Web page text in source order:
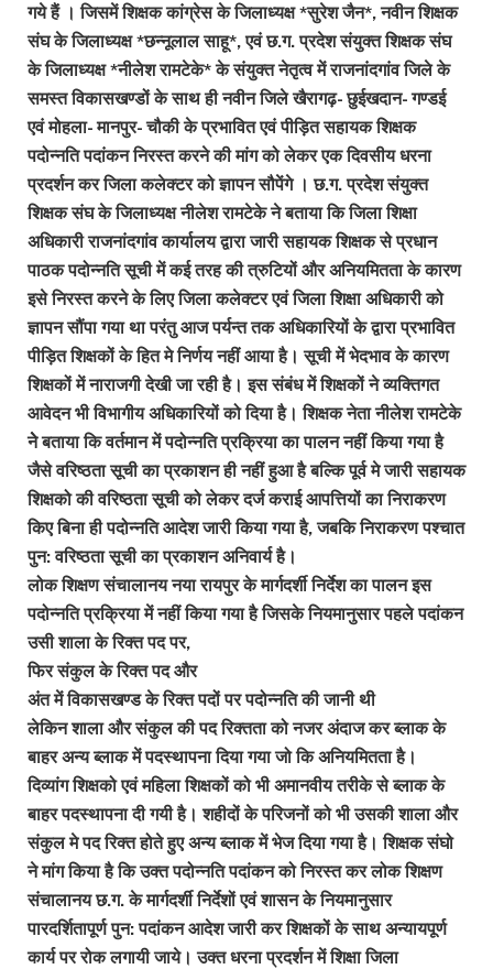
गये हैं । जिसमें शिक्षक कांग्रेस के जिलाध्यक्ष *सुरेश जैन*, नवीन शिक्षक
संघ के जिलाध्यक्ष *छन्नूलाल साहू*, एवं छ.ग. प्रदेश संयुक्त शिक्षक संघ
के जिलाध्यक्ष *नीलेश रामटेके* के संयुक्त नेतृत्व में राजनांदगांव जिले के
समस्त विकासखण्डों के साथ ही नवीन जिले खैरागढ़- छुईखदान- गण्डई
एवं मोहला- मानपुर- चौकी के प्रभावित एवं पीड़ित सहायक शिक्षक
पदोन्नति पदांकन निरस्त करने की मांग को लेकर एक दिवसीय धरना
प्रदर्शन कर जिला कलेक्टर को ज्ञापन सौपेंगे । छ.ग. प्रदेश संयुक्त
शिक्षक संघ के जिलाध्यक्ष नीलेश रामटेके ने बताया कि जिला शिक्षा
अधिकारी राजनांदगांव कार्यालय द्वारा जारी सहायक शिक्षक से प्रधान
पाठक पदोन्नति सूची में कई तरह की त्रुटियों और अनियमितता के कारण
इसे निरस्त करने के लिए जिला कलेक्टर एवं जिला शिक्षा अधिकारी को
ज्ञापन सौंपा गया था परंतु आज पर्यन्त तक अधिकारियों के द्वारा प्रभावित
पीड़ित शिक्षकों के हित मे निर्णय नहीं आया है। सूची में भेदभाव के कारण
शिक्षकों में नाराजगी देखी जा रही है। इस संबंध में शिक्षकों ने व्यक्तिगत
आवेदन भी विभागीय अधिकारियों को दिया है। शिक्षक नेता नीलेश रामटेके
नेे बताया कि वर्तमान में पदोन्नति प्रक्रिया का पालन नहीं किया गया है
जैसे वरिष्ठता सूची का प्रकाशन ही नहीं हुआ है बल्कि पूर्व मे जारी सहायक
शिक्षको की वरिष्ठता सूची को लेकर दर्ज कराई आपत्तियों का निराकरण
किए बिना ही पदोन्नति आदेश जारी किया गया है, जबकि निराकरण पश्चात
पुन: वरिष्ठता सूची का प्रकाशन अनिवार्य है।
लोक शिक्षण संचालानय नया रायपुर के मार्गदर्शी निर्देश का पालन इस
पदोन्नति प्रक्रिया में नहीं किया गया है जिसके नियमानुसार पहले पदांकन
उसी शाला के रिक्त पद पर,
फिर संकुल के रिक्त पद और
अंत में विकासखण्ड के रिक्त पदों पर पदोन्नति की जानी थी
लेकिन शाला और संकुल की पद रिक्तता को नजर अंदाज कर ब्लाक के
बाहर अन्य ब्लाक में पदस्थापना दिया गया जो कि अनियमितता है।
दिव्यांग शिक्षको एवं महिला शिक्षकों को भी अमानवीय तरीके से ब्लाक के
बाहर पदस्थापना दी गयी है। शहीदों के परिजनों को भी उसकी शाला और
संकुल मे पद रिक्त होते हुए अन्य ब्लाक में भेज दिया गया है। शिक्षक संघो
ने मांग किया है कि उक्त पदोन्नति पदांकन को निरस्त कर लोक शिक्षण
संचालानय छ.ग. के मार्गदर्शी निर्देशों एवं शासन के नियमानुसार
पारदर्शितापूर्ण पुन: पदांकन आदेश जारी कर शिक्षकों के साथ अन्यायपूर्ण
कार्य पर रोक लगायी जाये। उक्त धरना प्रदर्शन में शिक्षा जिला